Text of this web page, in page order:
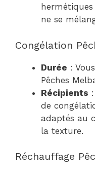
ne se
Congélation
Durée :
Pêches
Récipients
de
adaptés au
la texture.
Réchauffage